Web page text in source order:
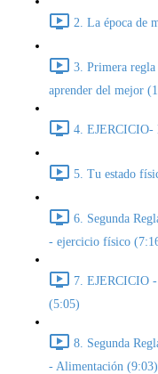
2. La época de
3. Primera regla
aprender del mejor
4. EJERCICIO-
5. Tu estado
6. Segunda
- ejercicio físico
7. EJERCICIO
(5:05)
8. Segunda
- Alimentación (9:03)